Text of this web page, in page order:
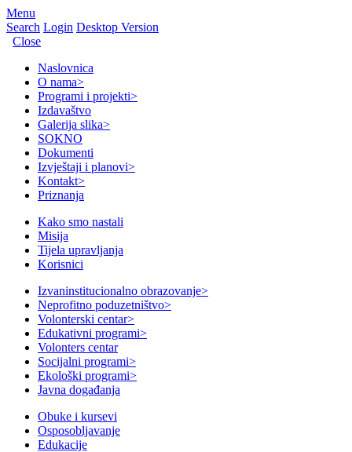
Menu
Search Login Desktop Version
Close
Naslovnica
O nama>
Programi i projekti>
Izdavaštvo
Galerija slika>
SOKNO
Dokumenti
Izvještaji i planovi>
Kontakt>
Priznanja
Kako smo nastali
Misija
Tijela upravljanja
Korisnici
Izvaninstitucionalno obrazovanje>
Neprofitno poduzetništvo>
Volonterski centar>
Edukativni programi>
Volonters centar
Socijalni programi>
Ekološki programi>
Javna događanja
Obuke i kursevi
Osposobljavanje
Edukacije